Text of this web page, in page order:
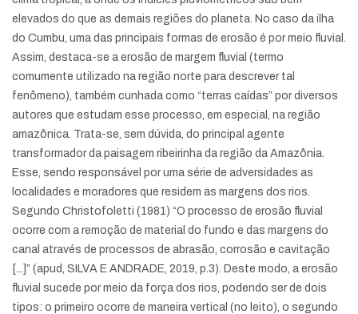
elevados do que as demais regiões do planeta. No caso da ilha
do Cumbu, uma das principais formas de erosão é por meio fluvial.
Assim, destaca-se a erosão de margem fluvial (termo
comumente utilizado na região norte para descrever tal
fenômeno), também cunhada como “terras caídas” por diversos
autores que estudam esse processo, em especial, na região
amazônica. Trata-se, sem dúvida, do principal agente
transformador da paisagem ribeirinha da região da Amazônia.
Esse, sendo responsável por uma série de adversidades as
localidades e moradores que residem as margens dos rios.
Segundo Christofoletti (1981) “O processo de erosão fluvial
ocorre com a remoção de material do fundo e das margens do
canal através de processos de abrasão, corrosão e cavitação
[...]” (apud, SILVA E ANDRADE, 2019, p.3). Deste modo, a erosão
fluvial sucede por meio da força dos rios, podendo ser de dois
tipos: o primeiro ocorre de maneira vertical (no leito), o segundo